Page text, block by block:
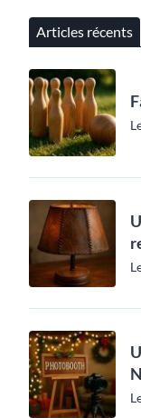
Articles récents